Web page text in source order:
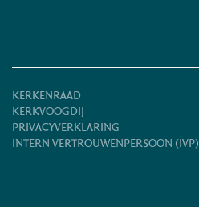
KERKENRAAD
KERKVOOGDIJ
PRIVACYVERKLARING
INTERN VERTROUWENPERSOON (IVP)